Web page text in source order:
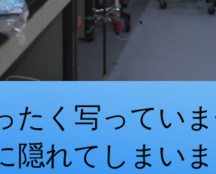
たく写ってい
隠れてしまい